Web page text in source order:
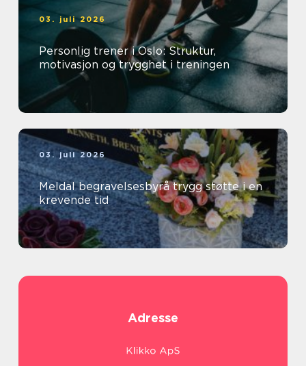
03. juli 2026
Personlig trener i Oslo: Struktur,
motivasjon og trygghet i treningen
03. juli 2026
Meldal begravelsesbyrå trygg støtte i en
krevende tid
Adresse